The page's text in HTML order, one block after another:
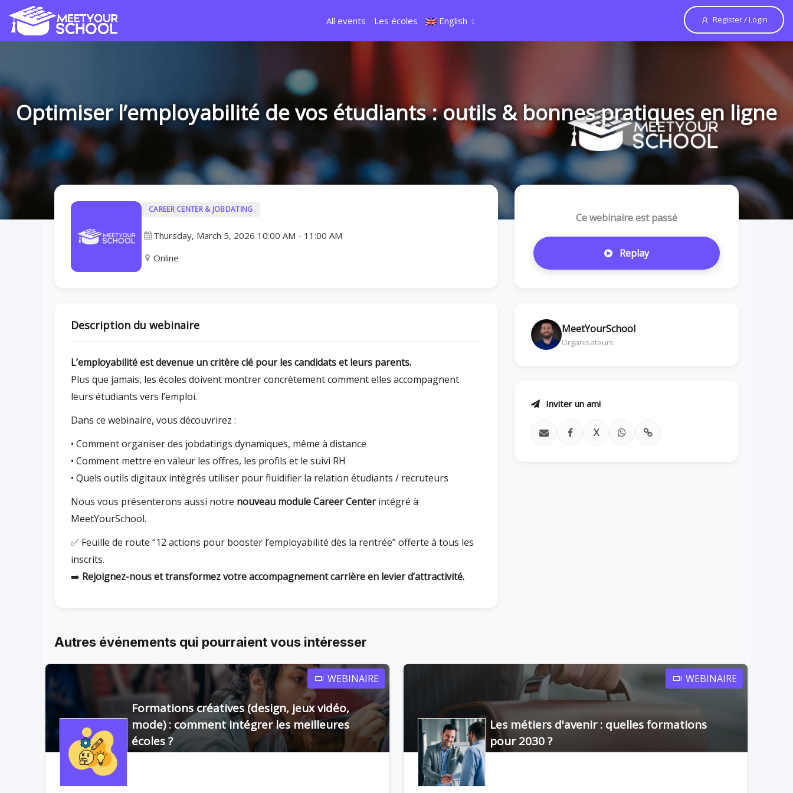
All events Les écoles English Register / Login
Optimiser l’employabilité de vos étudiants : outils & bonnes pratiques en ligne
CAREER CENTER & JOBDATING
Thursday, March 5, 2026 10:00 AM - 11:00 AM
Online
Description du webinaire
L’employabilité est devenue un critère clé pour les candidats et leurs parents.
Plus que jamais, les écoles doivent montrer concrètement comment elles accompagnent
leurs étudiants vers l’emploi.
Dans ce webinaire, vous découvrirez :
• Comment organiser des jobdatings dynamiques, même à distance
• Comment mettre en valeur les offres, les profils et le suivi RH
• Quels outils digitaux intégrés utiliser pour fluidifier la relation étudiants / recruteurs
Nous vous présenterons aussi notre nouveau module Career Centerintégré à
MeetYourSchool.
✅ Feuille de route “12 actions pour booster l’employabilité dès la rentrée” offerte à tous les
inscrits.
➡️ Rejoignez-nous et transformez votre accompagnement carrière en levier d’attractivité.
Ce webinaire est passé
Replay
MeetYourSchool
Organisateurs
Inviter un ami
X
Autres événements qui pourraient vous intéresser
WEBINAIRE
Formations créatives (design, jeux vidéo,
mode) : comment intégrer les meilleures
écoles ?
WEBINAIRE
Les métiers d'avenir : quelles formations
pour 2030 ?